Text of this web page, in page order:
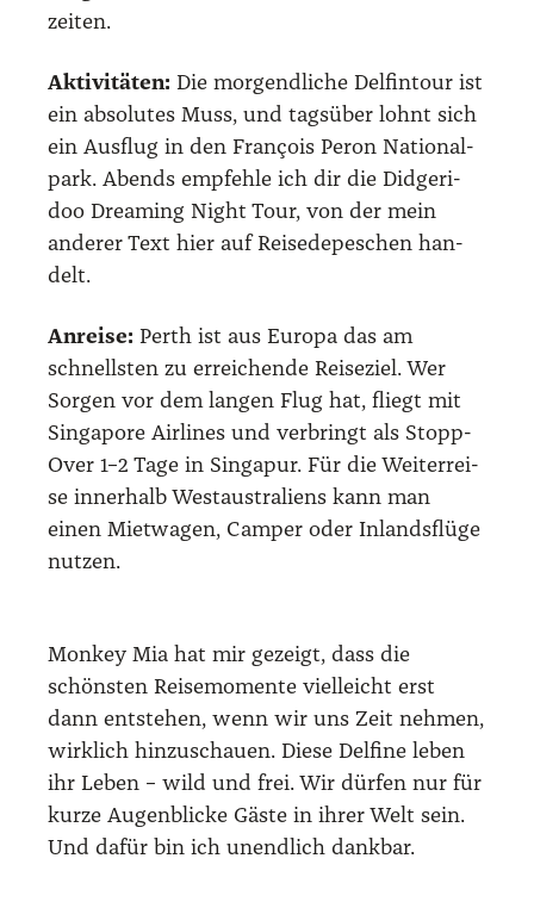
zei­ten.
Akti­vi­tä­ten: Die mor­gend­li­che Del­fin­tour ist
ein abso­lu­tes Muss, und tags­über lohnt sich
ein Aus­flug in den Fran­çois Peron Natio­nal­
park. Abends emp­feh­le ich dir die Did­ge­ri­
doo Dre­a­ming Night Tour, von der mein
ande­rer Text hier auf Rei­se­de­pe­schen han­
delt.
Anrei­se: Perth ist aus Euro­pa das am
schnells­ten zu errei­chen­de Rei­se­ziel. Wer
Sor­gen vor dem lan­gen Flug hat, fliegt mit
Sin­ga­po­re Air­lines und ver­bringt als Stopp-
Over 1–2 Tage in Sin­ga­pur. Für die Wei­ter­rei­
se inner­halb West­aus­tra­li­ens kann man
einen Miet­wa­gen, Cam­per oder Inlands­flü­ge
nut­zen.
Mon­key Mia hat mir gezeigt, dass die
schöns­ten Rei­se­mo­men­te viel­leicht erst
dann ent­ste­hen, wenn wir uns Zeit neh­men,
wirk­lich hin­zu­schau­en. Die­se Del­fi­ne leben
ihr Leben – wild und frei. Wir dür­fen nur für
kur­ze Augen­bli­cke Gäs­te in ihrer Welt sein.
Und dafür bin ich unend­lich dank­bar.